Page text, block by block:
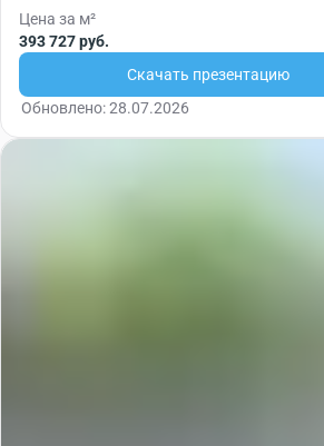
Цена за м²
393 727 руб.
Скачать презентацию
Обновлено: 28.07.2026